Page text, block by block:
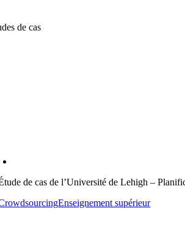
de cas
de cas de l’Université de Lehigh –
Enseignement supérieur